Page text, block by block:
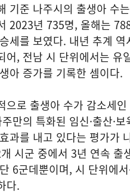
기준 나주시의 출생아 수
2023년 735명, 올해는
세를 보였다. 내년 추계
어, 전남 시 단위에서는 유
아 증가를 기록한 셈이다.
으로 출생아 수가 감소세
만의 특화된 임신·출산·
과를 내고 있다는 평가가
시군 중에서 3년 연속 출
6군데뿐이며, 시 단위에
다.